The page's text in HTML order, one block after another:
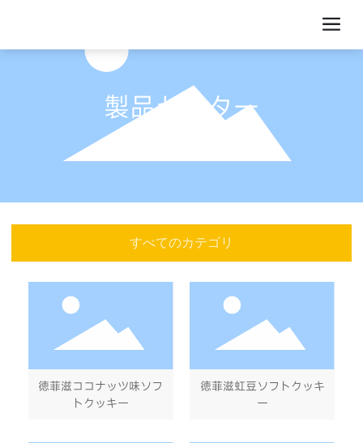
製品センター
すべてのカテゴリ
徳菲滋ココナッツ味ソフ
トクッキー
徳菲滋虹豆ソフトクッキ
ー